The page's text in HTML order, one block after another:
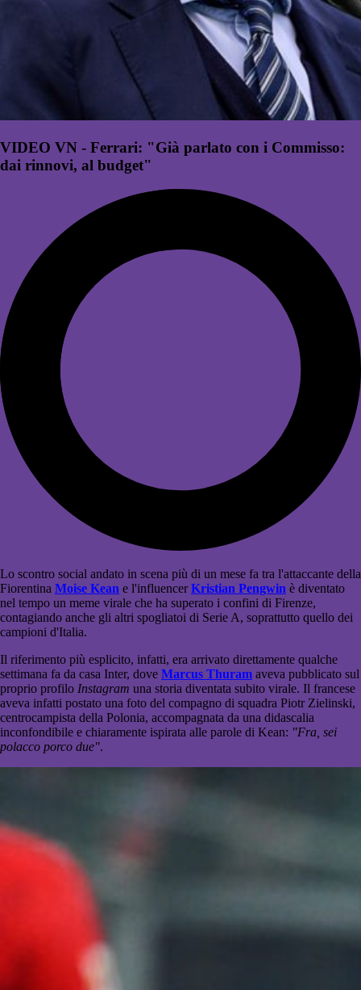
VIDEO VN - Ferrari: "Già parlato con i Commisso:
dai rinnovi, al budget"
Lo scontro social andato in scena più di un mese fa tra l'attaccante della
Fiorentina Moise Kean e l'influencerKristian Pengwin è diventato
nel tempo un meme virale che ha superato i confini di Firenze,
contagiando anche gli altri spogliatoi di Serie A, soprattutto quello dei
campioni d'Italia.
Il riferimento più esplicito, infatti, era arrivato direttamente qualche
settimana fa da casa Inter, dove Marcus Thuram aveva pubblicato sul
proprio profilo Instagram una storia diventata subito virale. Il francese
aveva infatti postato una foto del compagno di squadra Piotr Zielinski,
centrocampista della Polonia, accompagnata da una didascalia
inconfondibile e chiaramente ispirata alle parole di Kean: "Fra, sei
polacco porco due".